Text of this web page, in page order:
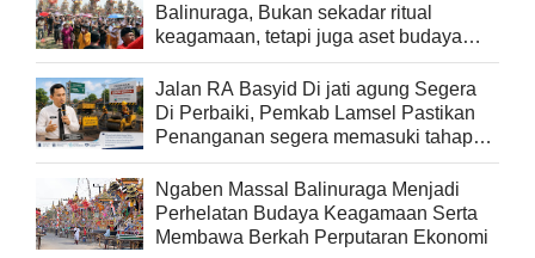
Balinuraga, Bukan sekadar ritual
keagamaan, tetapi juga aset budaya
yang memperkaya keberagaman
Jalan RA Basyid Di jati agung Segera
Di Perbaiki, Pemkab Lamsel Pastikan
Penanganan segera memasuki tahap
pelaksanaan
Ngaben Massal Balinuraga Menjadi
Perhelatan Budaya Keagamaan Serta
Membawa Berkah Perputaran Ekonomi